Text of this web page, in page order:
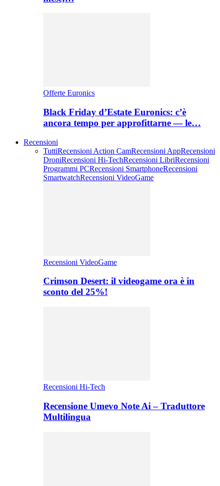
Offerte Euronics
Black Friday d’Estate Euronics: c’è
ancora tempo per approfittarne — le…
Recensioni
TuttiRecensioni Action CamRecensioni AppRecensioni
DroniRecensioni Hi-TechRecensioni LibriRecensioni
Programmi PCRecensioni SmartphoneRecensioni
SmartwatchRecensioni VideoGame
Recensioni VideoGame
Crimson Desert: il videogame ora è in
sconto del 25%!
Recensioni Hi-Tech
Recensione Umevo Note Ai – Traduttore
Multilingua